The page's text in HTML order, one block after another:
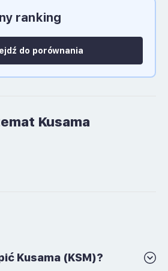
ranking
do porównania
Kusama
Kusama (KSM)?